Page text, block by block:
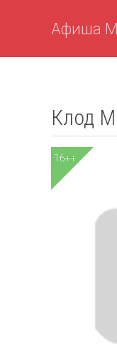
Афиша
Клод
16++